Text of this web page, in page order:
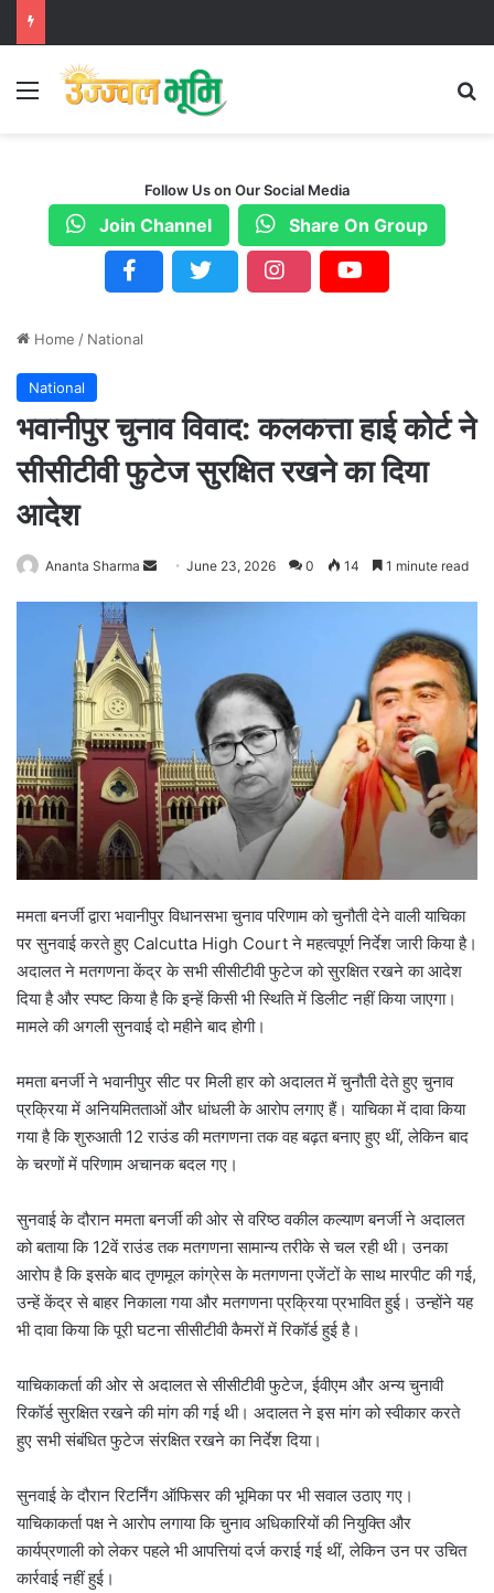
Menu
Follow Us on Our Social Media
Join Channel Share On Group
Home / National
National
भवानीपुर चुनाव विवाद: कलकत्ता हाई कोर्ट ने
सीसीटीवी फुटेज सुरक्षित रखने का दिया
आदेश
Ananta Sharma
d
a
n
e
m
a
i
l
June 23, 2026 0 14 1 minute read
ममता बनर्जी द्वारा भवानीपुर विधानसभा चुनाव परिणाम को चुनौती देने वाली याचिका
पर सुनवाई करते हुए Calcutta High Court ने महत्वपूर्ण निर्देश जारी किया है।
अदालत ने मतगणना केंद्र के सभी सीसीटीवी फुटेज को सुरक्षित रखने का आदेश
दिया है और स्पष्ट किया है कि इन्हें किसी भी स्थिति में डिलीट नहीं किया जाएगा।
मामले की अगली सुनवाई दो महीने बाद होगी।
ममता बनर्जी ने भवानीपुर सीट पर मिली हार को अदालत में चुनौती देते हुए चुनाव
प्रक्रिया में अनियमितताओं और धांधली के आरोप लगाए हैं। याचिका में दावा किया
गया है कि शुरुआती 12 राउंड की मतगणना तक वह बढ़त बनाए हुए थीं, लेकिन बाद
के चरणों में परिणाम अचानक बदल गए।
सुनवाई के दौरान ममता बनर्जी की ओर से वरिष्ठ वकील कल्याण बनर्जी ने अदालत
को बताया कि 12वें राउंड तक मतगणना सामान्य तरीके से चल रही थी। उनका
आरोप है कि इसके बाद तृणमूल कांग्रेस के मतगणना एजेंटों के साथ मारपीट की गई,
उन्हें केंद्र से बाहर निकाला गया और मतगणना प्रक्रिया प्रभावित हुई। उन्होंने यह
भी दावा किया कि पूरी घटना सीसीटीवी कैमरों में रिकॉर्ड हुई है।
याचिकाकर्ता की ओर से अदालत से सीसीटीवी फुटेज, ईवीएम और अन्य चुनावी
रिकॉर्ड सुरक्षित रखने की मांग की गई थी। अदालत ने इस मांग को स्वीकार करते
हुए सभी संबंधित फुटेज संरक्षित रखने का निर्देश दिया।
सुनवाई के दौरान रिटर्निंग ऑफिसर की भूमिका पर भी सवाल उठाए गए।
याचिकाकर्ता पक्ष ने आरोप लगाया कि चुनाव अधिकारियों की नियुक्ति और
कार्यप्रणाली को लेकर पहले भी आपत्तियां दर्ज कराई गई थीं, लेकिन उन पर उचित
कार्रवाई नहीं हुई।